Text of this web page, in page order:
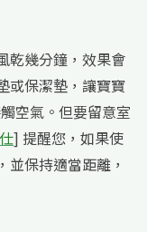
乾幾分鐘，效果會
或保潔墊，讓寶寶
空氣。但要留意室
] 提醒您，如果使
，並保持適當距離，